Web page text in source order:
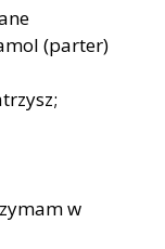
(parter)
w